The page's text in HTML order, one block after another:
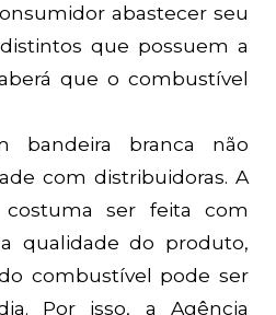
abastecer seu
que possuem a
que o combustível
bandeira branca não
com distribuidoras. A
ser feita com
qualidade do produto,
combustível pode ser
Por isso, a Agência